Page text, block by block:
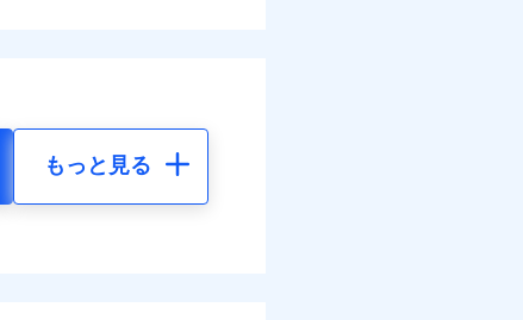
もっと見る